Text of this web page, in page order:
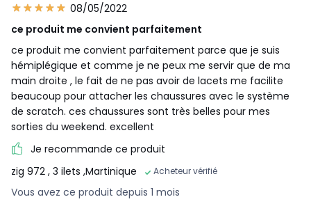
08/05/2022
ce produit me convient parfaitement
ce produit me convient parfaitement parce que je suis
hémiplégique et comme je ne peux me servir que de ma
main droite , le fait de ne pas avoir de lacets me facilite
beaucoup pour attacher les chaussures avec le système
de scratch. ces chaussures sont très belles pour mes
sorties du weekend. excellent
Je recommande ce produit
zig 972 , 3 ilets ,Martinique Acheteur vérifié
Vous avez ce produit depuis 1 mois